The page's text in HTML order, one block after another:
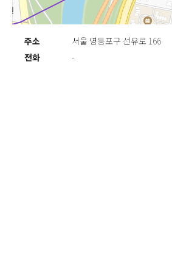
주소
서울 영등포구 선유로 166
전화
-